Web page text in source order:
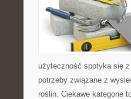
użyteczność spotyka się
potrzeby związane z
roślin. Ciekawe kategorie